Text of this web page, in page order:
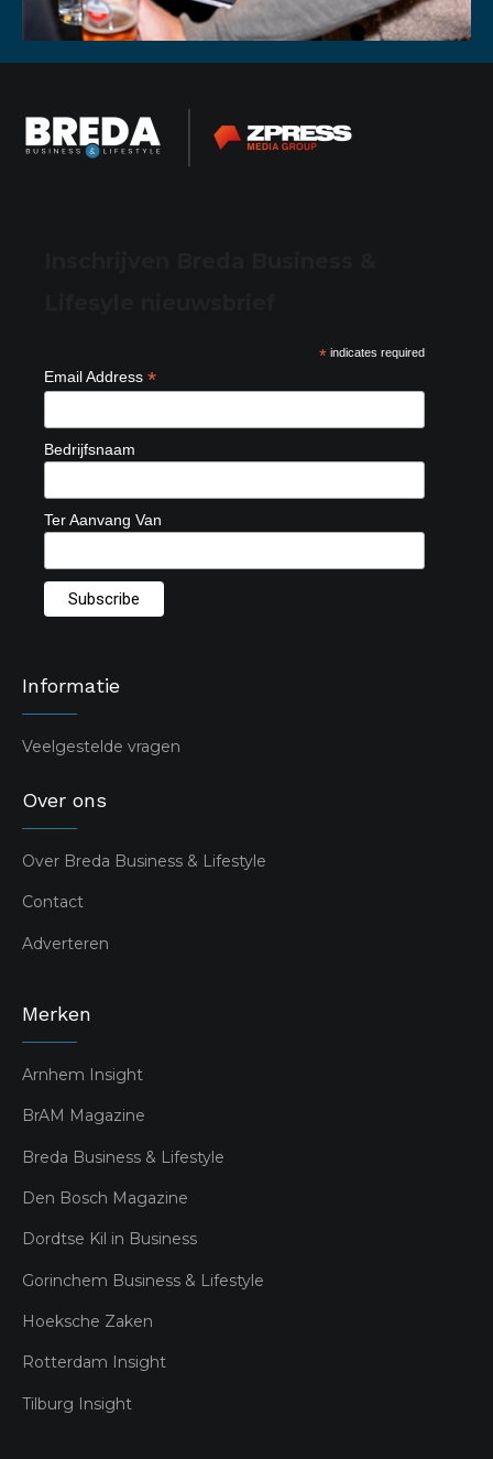
*indicates required
Email Address *
Bedrijfsnaam
Ter Aanvang Van
Informatie
Veelgestelde vragen
Over ons
Over Breda Business & Lifestyle
Contact
Adverteren
Merken
Arnhem Insight
BrAM Magazine
Breda Business & Lifestyle
Den Bosch Magazine
Dordtse Kil in Business
Gorinchem Business & Lifestyle
Hoeksche Zaken
Rotterdam Insight
Tilburg Insight